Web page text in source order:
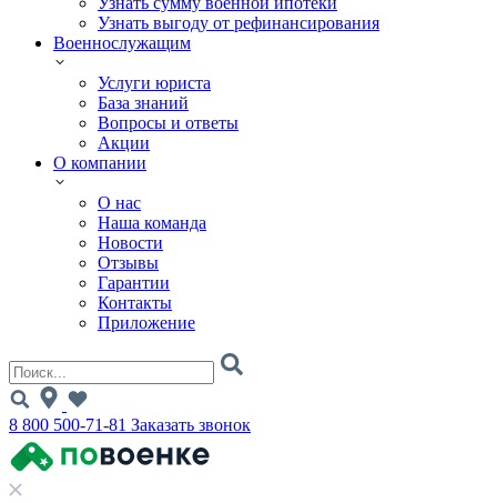
Узнать выгоду от рефинансирования
Военнослужащим
Услуги юриста
База знаний
Вопросы и ответы
Акции
О компании
О нас
Наша команда
Новости
Отзывы
Гарантии
Контакты
Приложение
8 800 500-71-81 Заказать звонок